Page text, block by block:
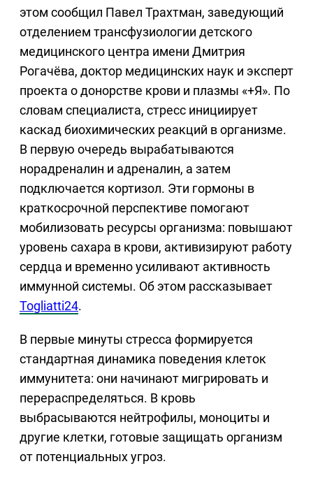
этом сообщил Павел Трахтман, заведующий
отделением трансфузиологии детского
медицинского центра имени Дмитрия
Рогачёва, доктор медицинских наук и эксперт
проекта о донорстве крови и плазмы «+Я». По
словам специалиста, стресс инициирует
каскад биохимических реакций в организме.
В первую очередь вырабатываются
норадреналин и адреналин, а затем
подключается кортизол. Эти гормоны в
краткосрочной перспективе помогают
мобилизовать ресурсы организма: повышают
уровень сахара в крови, активизируют работу
сердца и временно усиливают активность
иммунной системы. Об этом рассказывает
Togliatti24.
В первые минуты стресса формируется
стандартная динамика поведения клеток
иммунитета: они начинают мигрировать и
перераспределяться. В кровь
выбрасываются нейтрофилы, моноциты и
другие клетки, готовые защищать организм
от потенциальных угроз.